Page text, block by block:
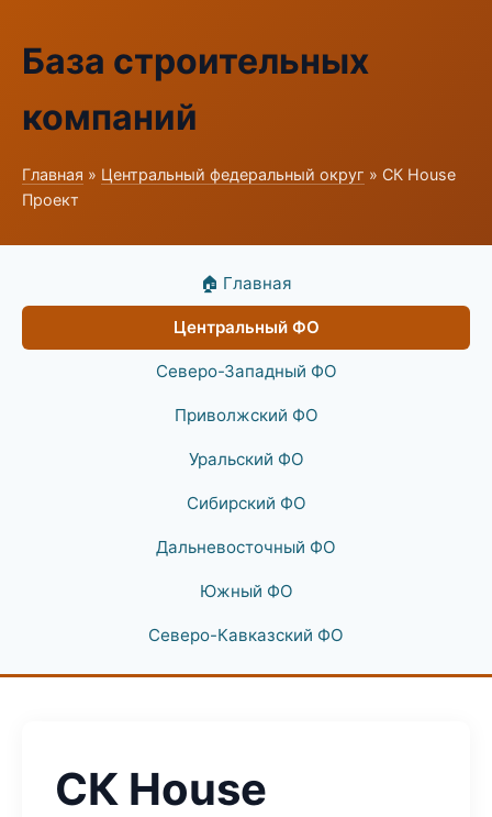
База строительных
компаний
Главная » Центральный федеральный округ » СК House
Проект
🏠 Главная
Центральный ФО
Северо-Западный ФО
Приволжский ФО
Уральский ФО
Сибирский ФО
Дальневосточный ФО
Южный ФО
Северо-Кавказский ФО
СК House